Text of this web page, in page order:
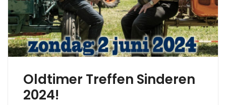
Oldtimer Treffen Sinderen
2024!